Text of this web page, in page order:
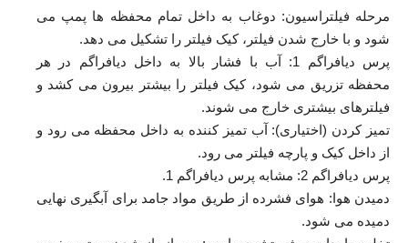
مرحله فیلتراسیون: دوغاب به داخل تمام محفظه ها پمپ می
شود و با خارج شدن فیلتر، کیک فیلتر را تشکیل می دهد.
پرس دیافراگم 1: آب با فشار بالا به داخل دیافراگم در هر
محفظه تزریق می شود، کیک فیلتر را بیشتر بیرون می کشد و
فیلترهای بیشتری خارج می شوند.
تمیز کردن (اختیاری): آب تمیز کننده به داخل محفظه می رود و
از داخل کیک و پارچه فیلتر می رود.
پرس دیافراگم 2: مشابه پرس دیافراگم 1.
دمیدن هوا: هوای فشرده از طریق مواد جامد برای آبگیری نهایی
دمیده می شود.